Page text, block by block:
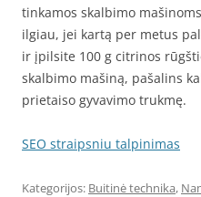
tinkamos skalbimo
ilgiau, jei kartą per metus
ir įpilsite 100 g citrinos
skalbimo mašiną, pašalins
prietaiso gyvavimo trukmę.
SEO straipsniu talpinimas
Kategorijos: Buitinė technika,